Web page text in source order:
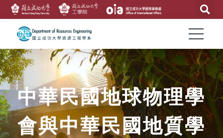
中華民國地球物理學
會與中華民國地質學